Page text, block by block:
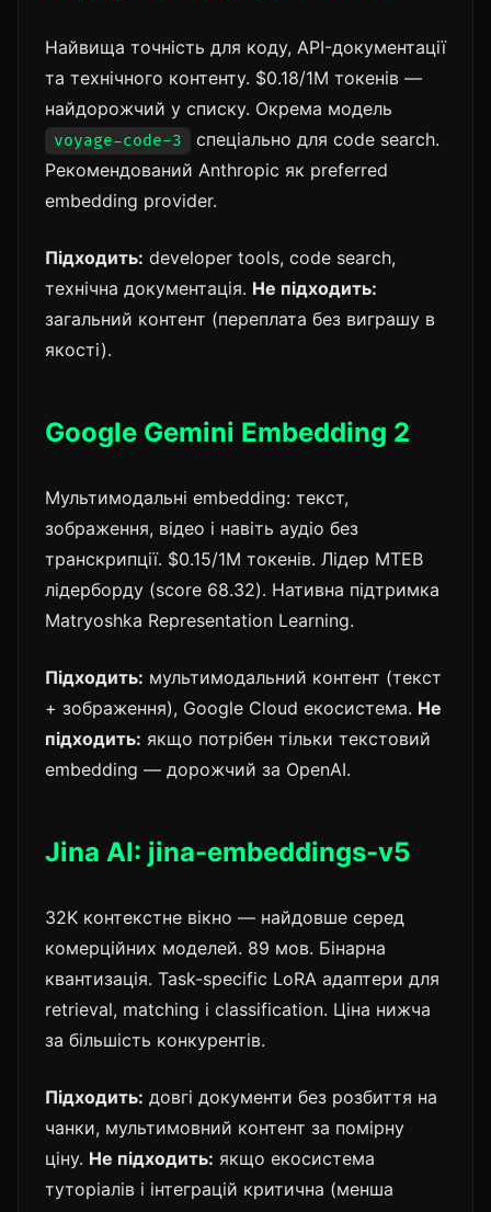
Найвища точність для коду, API-документації
та технічного контенту. $0.18/1M токенів —
найдорожчий у списку. Окрема модель
voyage-code-3
спеціально для code search.
Рекомендований Anthropic як preferred
embedding provider.
Підходить: developer tools, code search,
технічна документація. Не підходить:
загальний контент (переплата без виграшу в
якості).
Google Gemini Embedding 2
Мультимодальні embedding: текст,
зображення, відео і навіть аудіо без
транскрипції. $0.15/1M токенів. Лідер MTEB
лідерборду (score 68.32). Нативна підтримка
Matryoshka Representation Learning.
Підходить: мультимодальний контент (текст
+ зображення), Google Cloud екосистема. Не
підходить: якщо потрібен тільки текстовий
embedding — дорожчий за OpenAI.
Jina AI: jina-embeddings-v5
32K контекстне вікно — найдовше серед
комерційних моделей. 89 мов. Бінарна
квантизація. Task-specific LoRA адаптери для
retrieval, matching і classification. Ціна нижча
за більшість конкурентів.
Підходить: довгі документи без розбиття на
чанки, мультимовний контент за помірну
ціну. Не підходить: якщо екосистема
туторіалів і інтеграцій критична (менша